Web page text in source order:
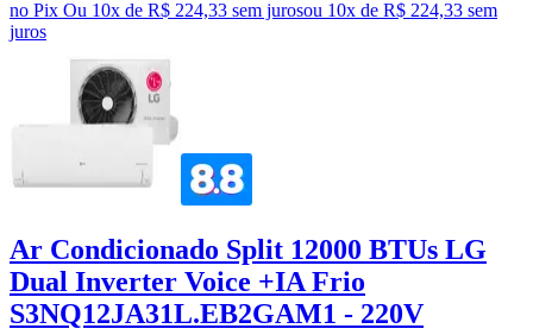
no Pix Ou 10x de R$ 224,33 sem jurosou 10x de R$ 224,33 sem
juros
Ar Condicionado Split 12000 BTUs LG
Dual Inverter Voice +IA Frio
S3NQ12JA31L.EB2GAM1 - 220V